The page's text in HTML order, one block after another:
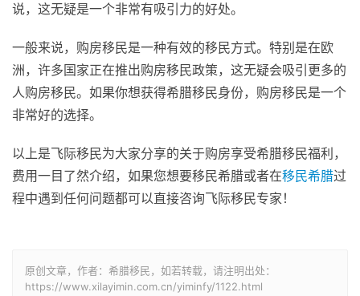
说，这无疑是一个非常有吸引力的好处。
一般来说，购房移民是一种有效的移民方式。特别是在欧
洲，许多国家正在推出购房移民政策，这无疑会吸引更多的
人购房移民。如果你想获得希腊移民身份，购房移民是一个
非常好的选择。
以上是飞际移民为大家分享的关于购房享受希腊移民福利，
费用一目了然介绍，如果您想要移民希腊或者在移民希腊过
程中遇到任何问题都可以直接咨询飞际移民专家！
原创文章，作者：希腊移民，如若转载，请注明出处：
https://www.xilayimin.com.cn/yiminfy/1122.html